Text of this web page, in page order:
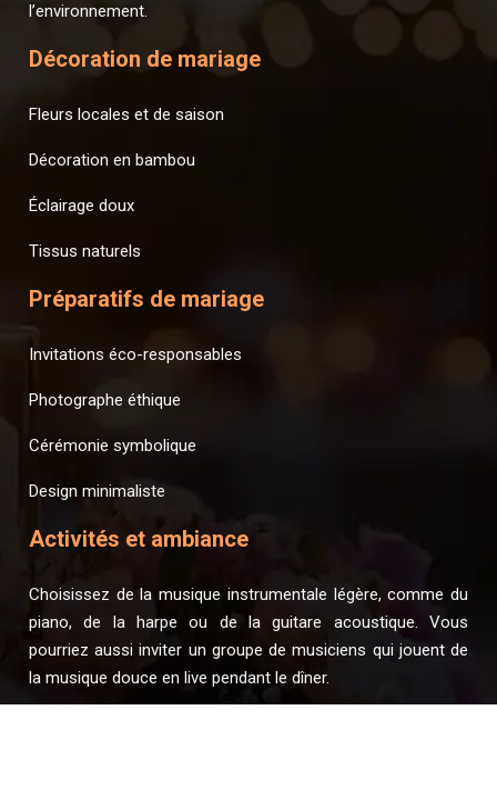
l’environnement.
Décoration de mariage
Fleurs locales et de saison
Décoration en bambou
Éclairage doux
Tissus naturels
Préparatifs de mariage
Invitations éco-responsables
Photographe éthique
Cérémonie symbolique
Design minimaliste
Activités et ambiance
Choisissez de la musique instrumentale légère, comme du
piano, de la harpe ou de la guitare acoustique. Vous
pourriez aussi inviter un groupe de musiciens qui jouent de
la musique douce en live pendant le dîner.